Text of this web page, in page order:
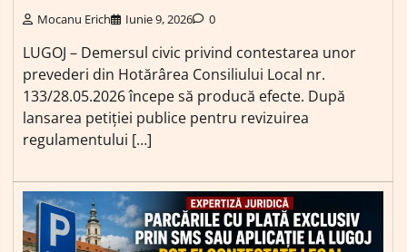
Mocanu Erich Iunie 9, 2026 0
LUGOJ – Demersul civic privind contestarea unor
prevederi din Hotărârea Consiliului Local nr.
133/28.05.2026 începe să producă efecte. După
lansarea petiției publice pentru revizuirea
regulamentului […]